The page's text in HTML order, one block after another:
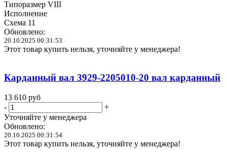
Типоразмер VIII
Исполнение
Схема 11
Обновлено:
20.10.2025 00:31:53
Этот товар купить нельзя, уточняйте у менеджера!
Карданный вал 3929-2205010-20 вал карданный
13 610 руб
-
+
Уточняйте у менеджера
Обновлено:
20.10.2025 00:31:54
Этот товар купить нельзя, уточняйте у менеджера!